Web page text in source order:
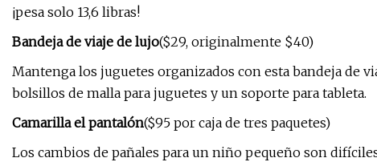
¡pesa solo 13,6 libras!
Bandeja de viaje de lujo($29, originalmente $40)
Mantenga los juguetes organizados con esta bandeja de
bolsillos de malla para juguetes y un soporte para tableta.
Camarilla el pantalón($95 por caja de tres paquetes)
Los cambios de pañales para un niño pequeño son